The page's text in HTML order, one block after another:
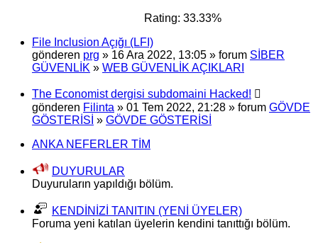
Rating: 33.33%
File Inclusion Açığı (LFI)
gönderen prg » 16 Ara 2022, 13:05 » forum SİBER
GÜVENLİK » WEB GÜVENLİK AÇIKLARI
The Economist dergisi subdomaini Hacked!
gönderen Filinta » 01 Tem 2022, 21:28 » forum GÖVDE
GÖSTERİSİ » GÖVDE GÖSTERİSİ
ANKA NEFERLER TİM
DUYURULAR
Duyuruların yapıldığı bölüm.
KENDİNİZİ TANITIN (YENİ ÜYELER)
Foruma yeni katılan üyelerin kendini tanıttığı bölüm.